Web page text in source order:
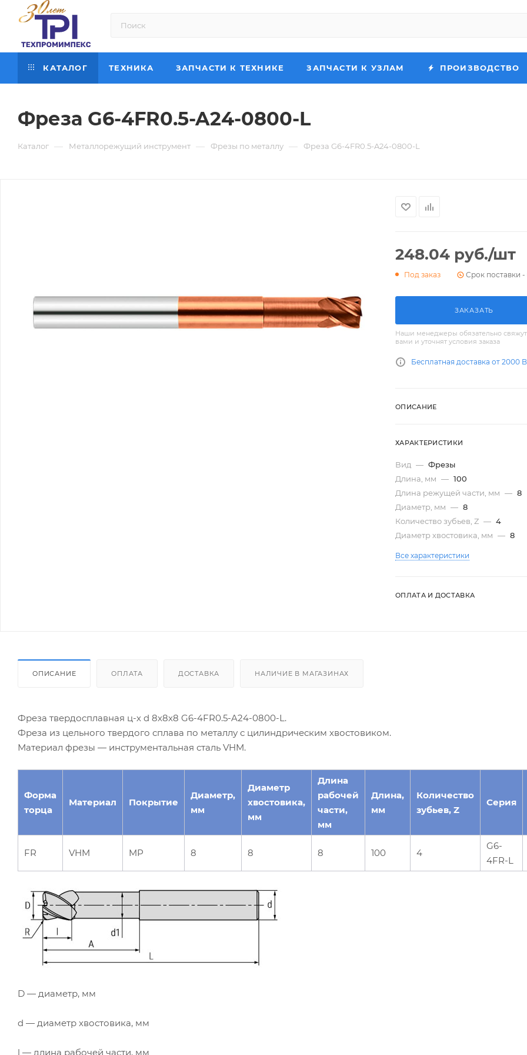
КАТАЛОГ ТЕХНИКА ЗАПЧАСТИ К ТЕХНИКЕ ЗАПЧАСТИ К УЗЛАМ ПРОИЗВОДСТВО
Фреза G6-4FR0.5-A24-0800-L
Каталог — Металлорежущий инструмент — Фрезы по металлу — Фреза G6-4FR0.5-A24-0800-L
248.04 руб./шт
Под заказ Срок поставки -
ЗАКАЗАТЬ
Наши менеджеры обязательно
вами и уточнят условия заказа
Бесплатная доставка от 2000
ОПИСАНИЕ
ХАРАКТЕРИСТИКИ
Вид — Фрезы
Длина, мм — 100
Длина режущей части, мм — 8
Диаметр, мм — 8
Количество зубьев, Z — 4
Диаметр хвостовика, мм — 8
Все характеристики
ОПЛАТА И ДОСТАВКА
ОПИСАНИЕ ОПЛАТА ДОСТАВКА НАЛИЧИЕ В МАГАЗИНАХ
Фреза твердосплавная ц-х d 8х8х8 G6-4FR0.5-A24-0800-L.
Фреза из цельного твердого сплава по металлу с цилиндрическим хвостовиком.
Материал фрезы — инструментальная сталь VHM.
Форма
торца
Материал Покрытие
Диаметр,
мм
Диаметр
хвостовика,
мм
Длина
рабочей
части,
мм
Длина,
мм
Количество
зубьев, Z
Серия
FR VHM MP 8 8 8 100 4
G6-
4FR-L
D — диаметр, мм
d — диаметр хвостовика, мм
l — длина рабочей части, мм